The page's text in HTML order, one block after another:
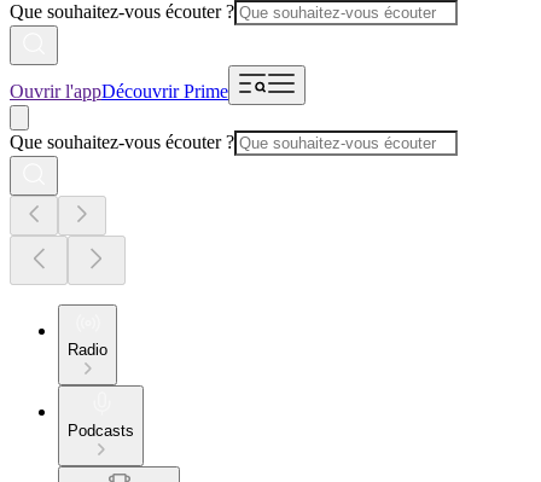
Que souhaitez-vous écouter ?
Ouvrir l'appDécouvrir Prime
Que souhaitez-vous écouter ?
Radio
Podcasts